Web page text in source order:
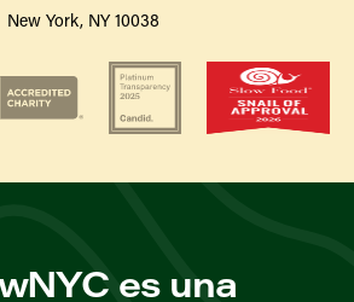
New York, NY 10038
es una